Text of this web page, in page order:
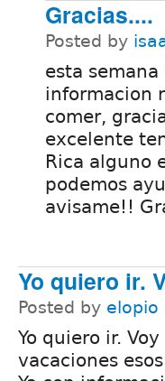
Gracias....
Posted by
esta
informacion
comer,
excelente
Rica alguno
podemos
avisame!!
Yo quiero ir.
Posted by elopio
Yo quiero ir.
vacaciones